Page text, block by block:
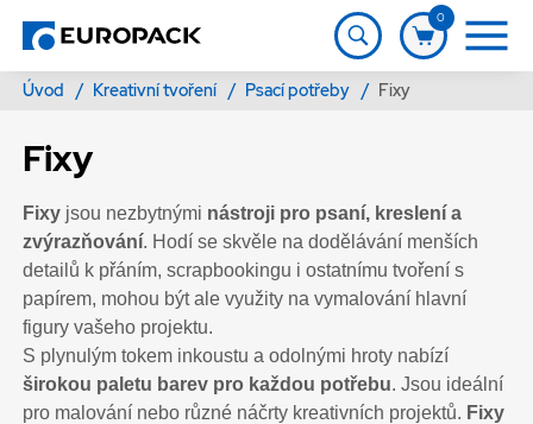
0
Úvod / Kreativní tvoření / Psací potřeby / Fixy
Fixy
Fixy jsou nezbytnými nástroji pro psaní, kreslení a
zvýrazňování. Hodí se skvěle na dodělávání menších
detailů k přáním, scrapbookingu i ostatnímu tvoření s
papírem, mohou být ale využity na vymalování hlavní
figury vašeho projektu.
S plynulým tokem inkoustu a odolnými hroty nabízí
širokou paletu barev pro každou potřebu. Jsou ideální
pro malování nebo různé náčrty kreativních projektů. Fixy